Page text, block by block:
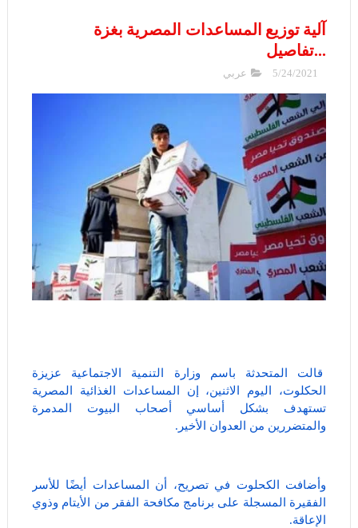
آلية توزيع المساعدات المصرية بغزة
...تفاصيل
5/24/2021 عربي
​قالت المتحدثة باسم وزارة التنمية الاجتماعية عزيزة
الحكلوت، اليوم الاثنين، إن المساعدات الغذائية المصرية
تستهدف بشكل أساسي أصحاب البيوت المدمرة
والمتضررين من العدوان الأخير.
وأضافت الكحلوت في تصريح، أن المساعدات أيضًا للأسر
الفقيرة المسجلة على برنامج مكافحة الفقر من الأيتام وذوي
الإعاقة.